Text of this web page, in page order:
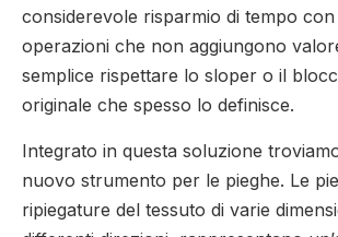
considerevole risparmio di tempo con
operazioni che non aggiungono
semplice rispettare lo sloper o il
originale che spesso lo definisce.
Integrato in questa soluzione
nuovo strumento per le pieghe. Le
ripiegature del tessuto di varie